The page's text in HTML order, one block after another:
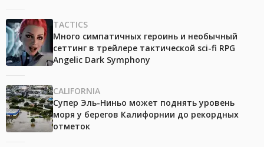
TACTICS
Много симпатичных героинь и необычный
сеттинг в трейлере тактической sci-fi RPG
Angelic Dark Symphony
CALIFORNIA
Супер Эль-Ниньо может поднять уровень
моря у берегов Калифорнии до рекордных
отметок